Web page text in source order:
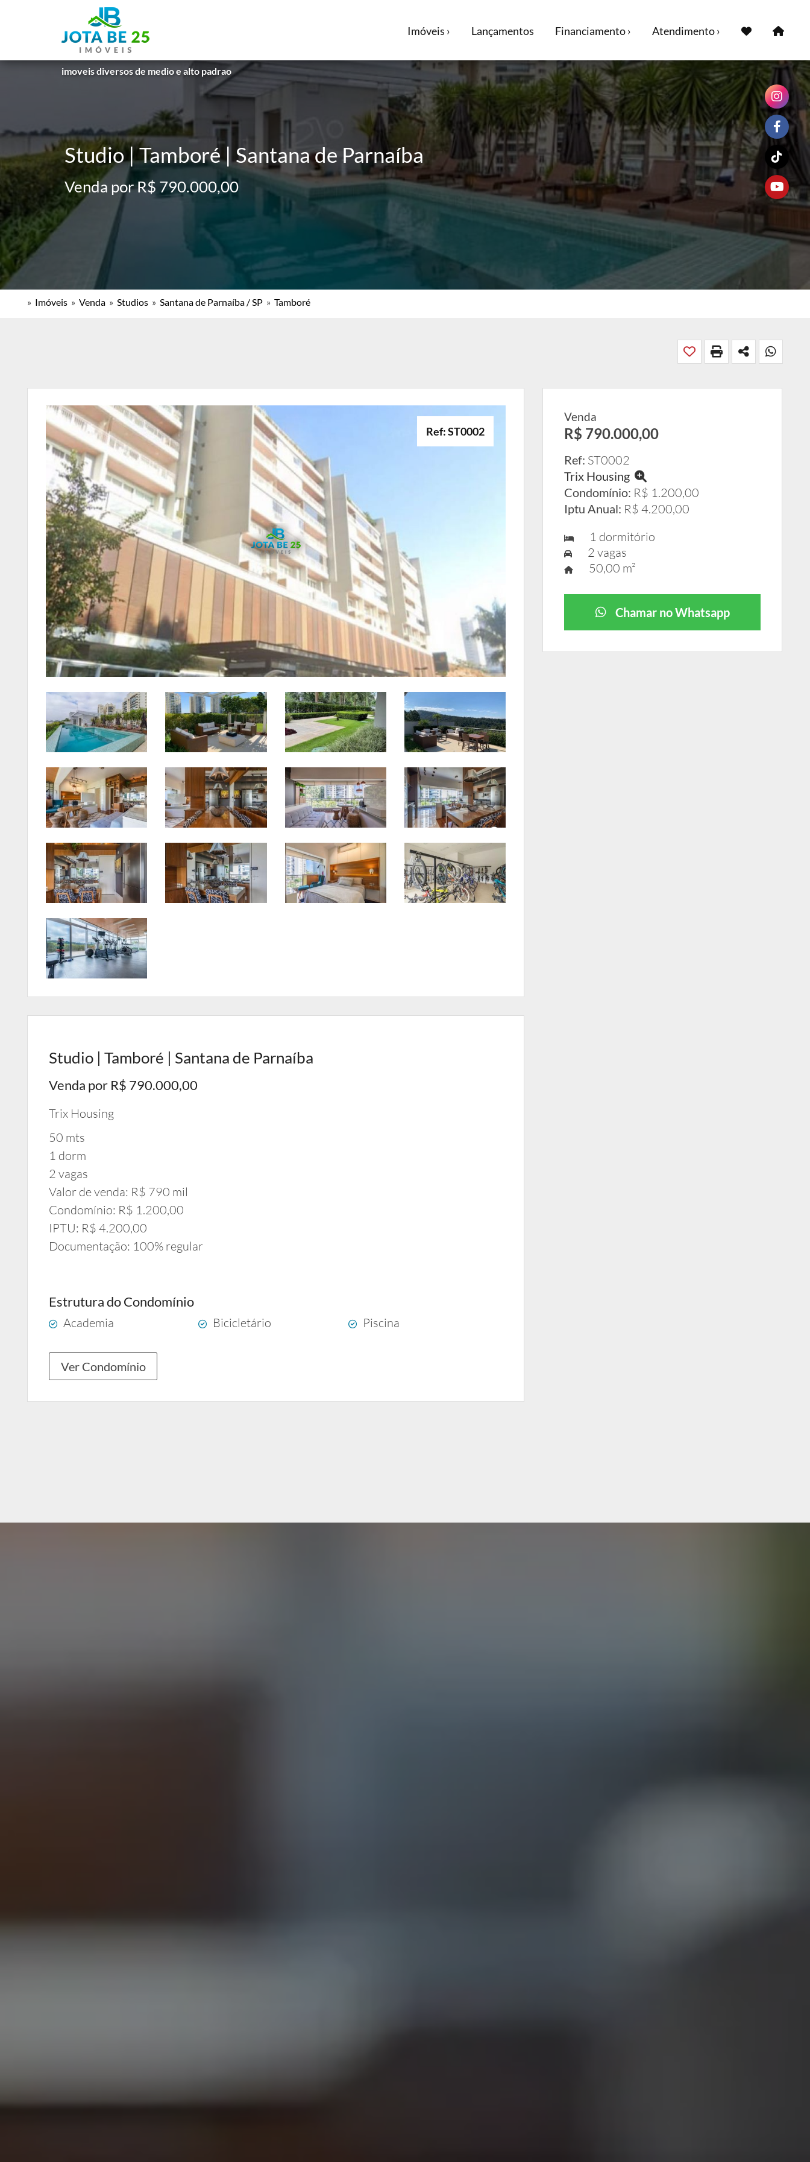
imoveis diversos de medio e alto padrao
Imóveis › Lançamentos Financiamento › Atendimento ›
Studio | Tamboré | Santana de Parnaíba
Venda por R$ 790.000,00
» Imóveis » Venda » Studios » Santana de Parnaíba / SP » Tamboré
Ref: ST0002
Studio | Tamboré | Santana de Parnaíba
Venda por R$ 790.000,00
Trix Housing
50 mts
1 dorm
2 vagas
Valor de venda: R$ 790 mil
Condomínio: R$ 1.200,00
IPTU: R$ 4.200,00
Documentação: 100% regular
Estrutura do Condomínio
Academia Bicicletário Piscina
Ver Condomínio
Venda
R$ 790.000,00
Ref: ST0002
Trix Housing
Condomínio: R$ 1.200,00
Iptu Anual: R$ 4.200,00
1 dormitório
2 vagas
50,00 m²
Chamar no Whatsapp